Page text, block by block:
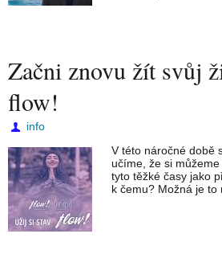
Začni znovu žít svůj
flow!
info
V této náročné době
učíme, že si
tyto těžké časy jako
k čemu? Možná je to